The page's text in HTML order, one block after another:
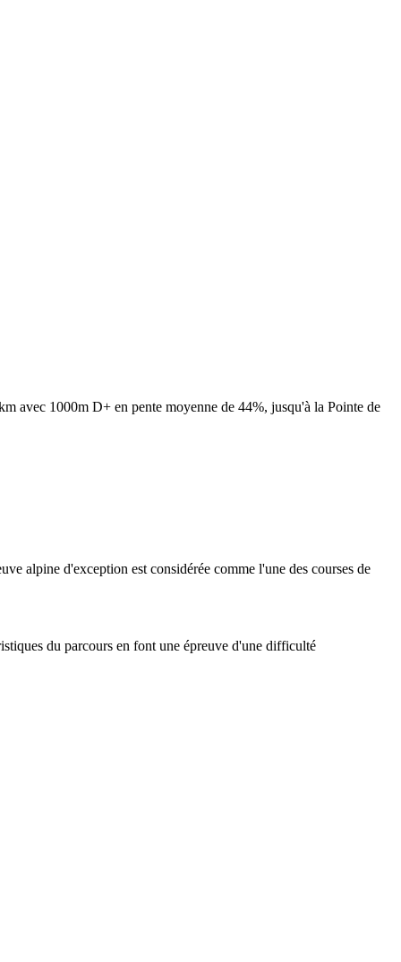
avec 1000m D+ en pente moyenne de 44%, jusqu'à la Pointe de
alpine d'exception est considérée comme l'une des courses de
du parcours en font une épreuve d'une difficulté